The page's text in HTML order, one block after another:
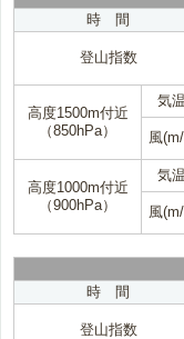
時 間
登山指数
高度1500m付近
（850hPa）
気温
風
高度1000m付近
（900hPa）
気温
風
時 間
登山指数